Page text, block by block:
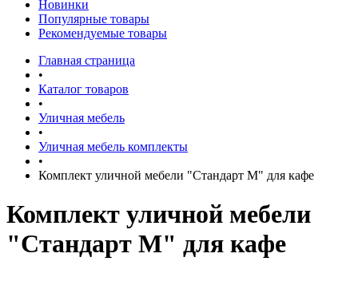
Новинки
Популярные товары
Рекомендуемые товары
Главная страница
•
Каталог товаров
•
Уличная мебель
•
Уличная мебель комплекты
•
Комплект уличной мебели "Стандарт М" для кафе
Комплект уличной мебели
"Стандарт М" для кафе